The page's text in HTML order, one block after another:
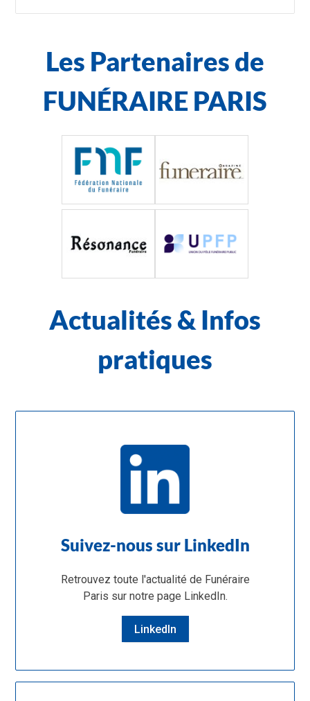
Les Partenaires de
FUNÉRAIRE PARIS
Actualités & Infos
pratiques
Suivez-nous sur LinkedIn
Retrouvez toute l'actualité de Funéraire
Paris sur notre page LinkedIn.
LinkedIn